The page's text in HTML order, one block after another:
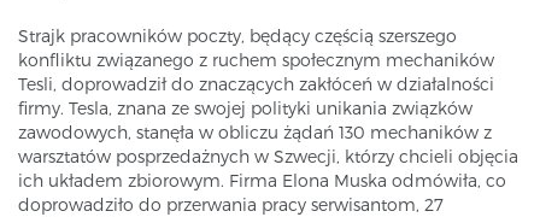
Strajk pracowników poczty, będący częścią szerszego
konfliktu związanego z ruchem społecznym mechaników
Tesli, doprowadził do znaczących zakłóceń w działalności
firmy. Tesla, znana ze swojej polityki unikania związków
zawodowych, stanęła w obliczu żądań 130 mechaników z
warsztatów posprzedażnych w Szwecji, którzy chcieli objęcia
ich układem zbiorowym. Firma Elona Muska odmówiła, co
doprowadziło do przerwania pracy serwisantom, 27